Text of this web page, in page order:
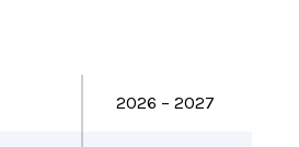
2026 – 2027